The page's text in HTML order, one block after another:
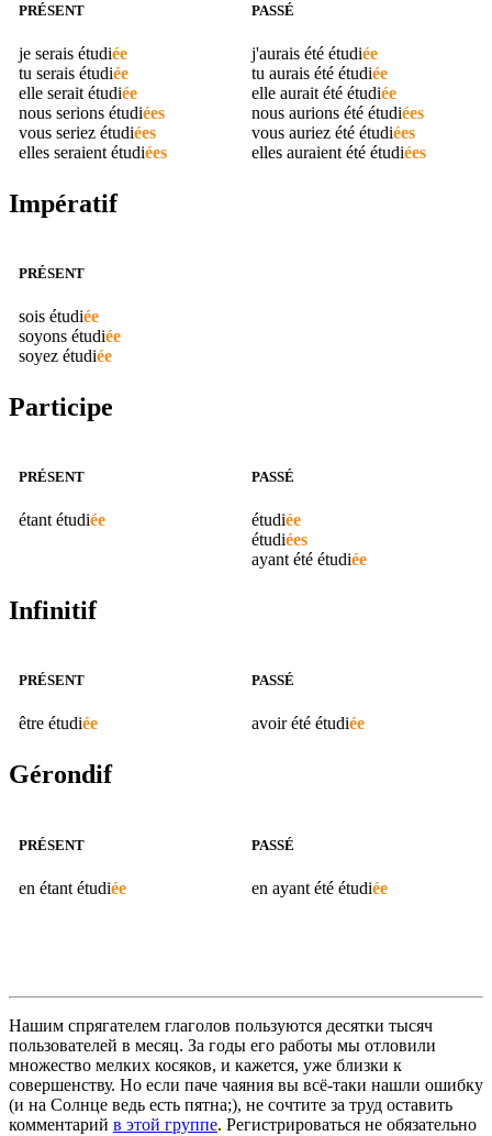
PRÉSENT
je serais étudiée
tu serais étudiée
elle serait étudiée
nous serions étudiées
vous seriez étudiées
elles seraient étudiées
PASSÉ
j'aurais été étudiée
tu aurais été étudiée
elle aurait été étudiée
nous aurions été étudiées
vous auriez été étudiées
elles auraient été étudiées
Impératif
PRÉSENT
sois étudiée
soyons étudiée
soyez étudiée
Participe
PRÉSENT
étant étudiée
PASSÉ
étudiée
étudiées
ayant été étudiée
Infinitif
PRÉSENT
être étudiée
PASSÉ
avoir été étudiée
Gérondif
PRÉSENT
en étant étudiée
PASSÉ
en ayant été étudiée
Нашим спрягателем глаголов пользуются десятки тысяч
пользователей в месяц. За годы его работы мы отловили
множество мелких косяков, и кажется, уже близки к
совершенству. Но если паче чаяния вы всё-таки нашли ошибку
(и на Солнце ведь есть пятна;), не сочтите за труд оставить
комментарий в этой группе. Регистрироваться не обязательно